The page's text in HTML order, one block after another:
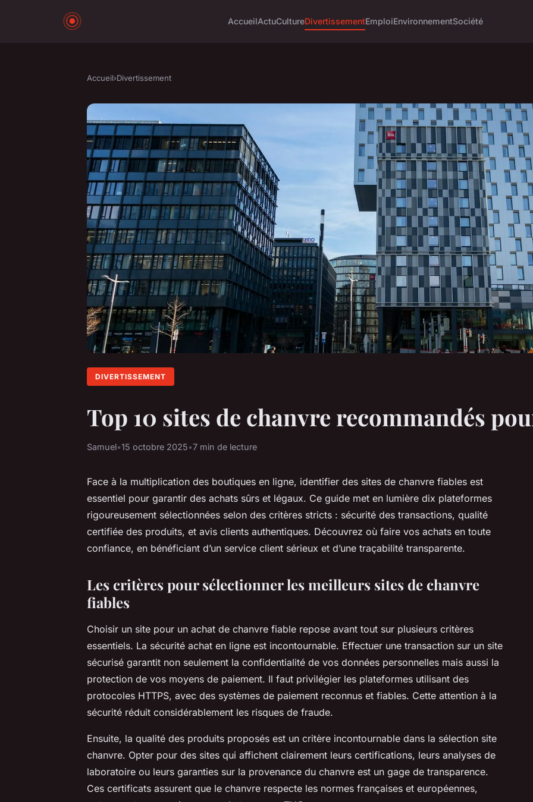
AccueilActuCultureDivertissementEmploiEnvironnementSociété
Accueil›Divertissement
DIVERTISSEMENT
Top 10 sites de chanvre recommandés
Samuel•15 octobre 2025•7 min de lecture
Face à la multiplication des boutiques en ligne, identifier des sites de chanvre fiables est
essentiel pour garantir des achats sûrs et légaux. Ce guide met en lumière dix plateformes
rigoureusement sélectionnées selon des critères stricts : sécurité des transactions, qualité
certifiée des produits, et avis clients authentiques. Découvrez où faire vos achats en toute
confiance, en bénéficiant d’un service client sérieux et d’une traçabilité transparente.
Les critères pour sélectionner les meilleurs sites de chanvre
fiables
Choisir un site pour un achat de chanvre fiable repose avant tout sur plusieurs critères
essentiels. La sécurité achat en ligne est incontournable. Effectuer une transaction sur un site
sécurisé garantit non seulement la confidentialité de vos données personnelles mais aussi la
protection de vos moyens de paiement. Il faut privilégier les plateformes utilisant des
protocoles HTTPS, avec des systèmes de paiement reconnus et fiables. Cette attention à la
sécurité réduit considérablement les risques de fraude.
Ensuite, la qualité des produits proposés est un critère incontournable dans la sélection site
chanvre. Opter pour des sites qui affichent clairement leurs certifications, leurs analyses de
laboratoire ou leurs garanties sur la provenance du chanvre est un gage de transparence.
Ces certificats assurent que le chanvre respecte les normes françaises et européennes,